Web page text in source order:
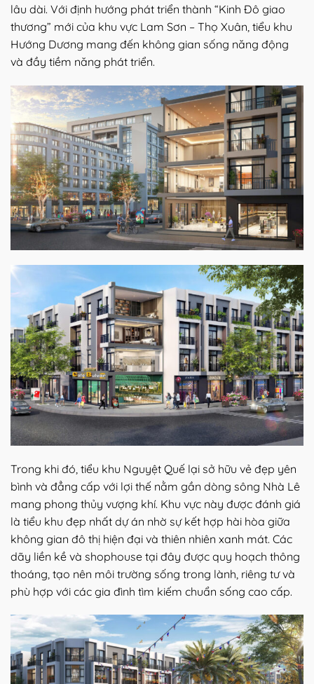
lâu dài. Với định hướng phát triển thành “Kinh Đô giao
thương” mới của khu vực Lam Sơn – Thọ Xuân, tiểu khu
Hướng Dương mang đến không gian sống năng động
và đầy tiềm năng phát triển.
Trong khi đó, tiểu khu Nguyệt Quế lại sở hữu vẻ đẹp yên
bình và đẳng cấp với lợi thế nằm gần dòng sông Nhà Lê
mang phong thủy vượng khí. Khu vực này được đánh giá
là tiểu khu đẹp nhất dự án nhờ sự kết hợp hài hòa giữa
không gian đô thị hiện đại và thiên nhiên xanh mát. Các
dãy liền kề và shophouse tại đây được quy hoạch thông
thoáng, tạo nên môi trường sống trong lành, riêng tư và
phù hợp với các gia đình tìm kiếm chuẩn sống cao cấp.